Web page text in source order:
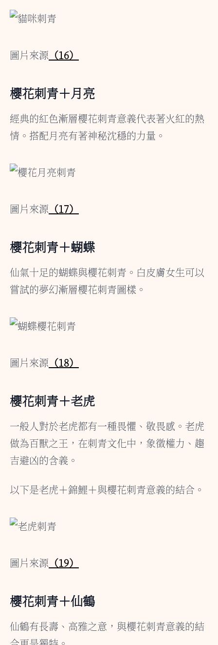
圖片來源 （16）
櫻花刺青＋月亮
經典的紅色漸層櫻花刺青意義代表著火紅的熱
情。搭配月亮有著神秘沈穩的力量。
圖片來源 （17）
櫻花刺青＋蝴蝶
仙氣十足的蝴蝶與櫻花刺青。白皮膚女生可以
嘗試的夢幻漸層櫻花刺青圖樣。
圖片來源 （18）
櫻花刺青＋老虎
一般人對於老虎都有一種畏懼、敬畏感。老虎
做為百獸之王，在刺青文化中，象徵權力、趨
吉避凶的含義。
以下是老虎＋錦鯉＋與櫻花刺青意義的結合。
圖片來源 （19）
櫻花刺青＋仙鶴
仙鶴有長壽、高雅之意，與櫻花刺青意義的結